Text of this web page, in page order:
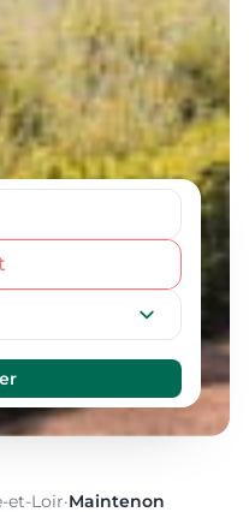
et-Loir·Maintenon